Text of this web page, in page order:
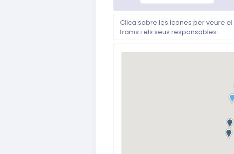
Clica sobre les icones per veure
trams i els seus responsables.